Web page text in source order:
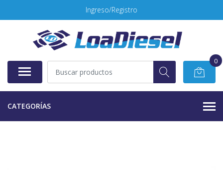
Ingreso/Registro
0
CATEGORÍAS